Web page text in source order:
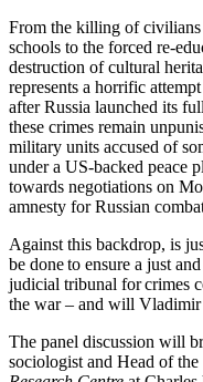
From the killing of civilians
schools to the forced re-
destruction of cultural
represents a horrific
after Russia launched its
these crimes remain
military units accused of
under a US-backed peace
towards negotiations on
amnesty for Russian
Against this backdrop, is
be done to ensure a just
judicial tribunal for crimes
the war – and will Vladimir
The panel discussion will
sociologist and Head of the